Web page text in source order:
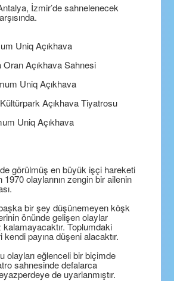
İzmir’de sahnelenecek
Uniq Açıkhava
Açıkhava Sahnesi
Uniq Açıkhava
Açıkhava Tiyatrosu
Uniq Açıkhava
görülmüş en büyük işçi hareketi
olaylarının zengin bir ailenin
bir şey düşünemeyen köşk
önünde gelişen olaylar
kalamayacaktır. Toplumdaki
payına düşeni alacaktır.
olayları eğlenceli bir biçimde
sahnesinde defalarca
de uyarlanmıştır.